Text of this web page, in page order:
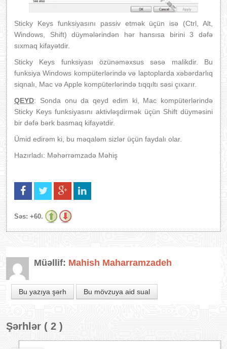
Sticky Keys funksiyasını passiv etmək üçün isə (Ctrl, Alt,
Windows, Shift) düymələrindən hər hansısa birini 3 dəfə
sıxmaq kifayətdir.
Sticky Keys funksiyası özünəməxsus səsə malikdir. Bu
funksiya Windows kompüterlərində və laptoplarda xəbərdarlıq
siqnalı, Mac və Apple kompüterlərində tıqqıltı səsi çıxarır.
QEYD: Sonda onu da qeyd edim ki, Mac kompüterlərində
Sticky Keys funksiyasını aktivləşdirmək üçün Shift düyməsini
bir dəfə bərk basmaq kifayətdir.
Ümid edirəm ki, bu məqaləm sizlər üçün faydalı olar.
Hazırladı: Məhərrəmzadə Məhiş
Səs: +60.
Müəllif: Mahish Maharramzadeh
Bu yazıya şərh Bu mövzuya aid sual
Şərhlər ( 2 )